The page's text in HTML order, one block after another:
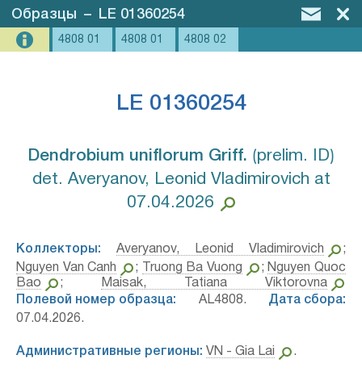
Образцы – LE 01360254
4808 01 4808 01 4808 02
LE 01360254
Dendrobium uniflorum Griff.⁣ ⟮prelim. ID⟯
det. Averyanov, Leonid Vladimirovich at
07.04.2026
Коллекторы: Averyanov, Leonid Vladimirovich
;
Nguyen Van Canh
; Truong Ba Vuong ; Nguyen Quoc
Bao
;
Maisak, Tatiana Viktorovna
Полевой номер образца: AL4808. Дата сбора:
07.04.2026.
Административные регионы: VN - Gia Lai .